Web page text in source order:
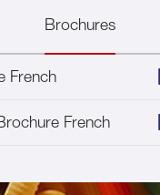
Brochures
French
French